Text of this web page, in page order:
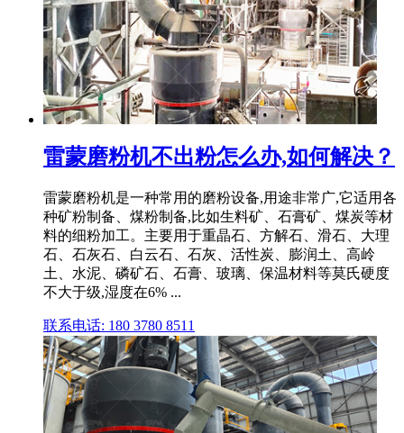
雷蒙磨粉机不出粉怎么办,如何解决？
雷蒙磨粉机是一种常用的磨粉设备,用途非常广,它适用各
种矿粉制备、煤粉制备,比如生料矿、石膏矿、煤炭等材
料的细粉加工。主要用于重晶石、方解石、滑石、大理
石、石灰石、白云石、石灰、活性炭、膨润土、高岭
土、水泥、磷矿石、石膏、玻璃、保温材料等莫氏硬度
不大于级,湿度在6% ...
联系电话: 180 3780 8511